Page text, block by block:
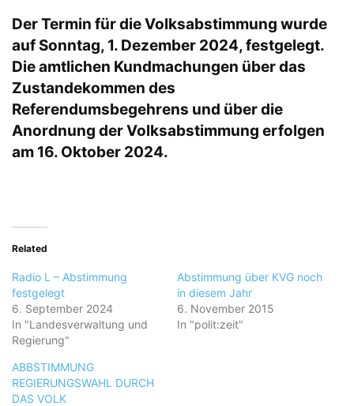
Der Termin für die Volksabstimmung wurde
auf Sonntag, 1. Dezember 2024, festgelegt.
Die amtlichen Kundmachungen über das
Zustandekommen des
Referendumsbegehrens und über die
Anordnung der Volksabstimmung erfolgen
am 16. Oktober 2024.
Related
Radio L – Abstimmung
festgelegt
6. September 2024
In "Landesverwaltung und
Regierung"
Abstimmung über KVG noch
in diesem Jahr
6. November 2015
In "polit:zeit"
ABBSTIMMUNG
REGIERUNGSWAHL DURCH
DAS VOLK